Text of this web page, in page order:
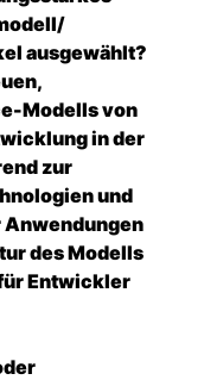
ausgewählt?
Modells von
in der
zur
und
des Modells
Entwickler